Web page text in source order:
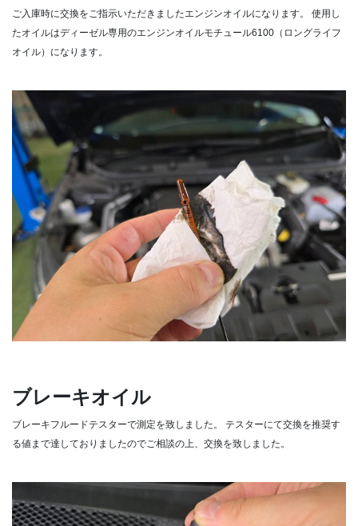
ご入庫時に交換をご指示いただきましたエンジンオイルになります。
使用し
たオイルはディーゼル専用のエンジンオイルモチュール6100（ロングライフ
オイル）になります。
ブレーキオイル
ブレーキフルードテスターで測定を致しました。
テスターにて交換を推奨す
る値まで達しておりましたのでご相談の上、交換を致しました。